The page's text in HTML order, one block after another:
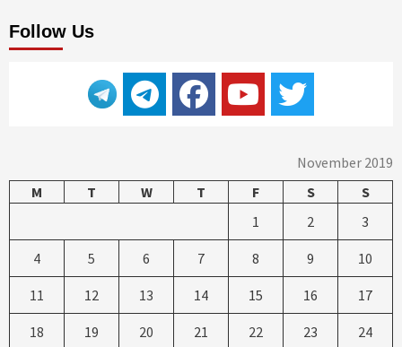
Follow Us
November 2019
M
T W T F S
S
1
2 3
4 5 6 7 8 9 10
11 12 13 14 15 16 17
18 19 20 21 22 23 24